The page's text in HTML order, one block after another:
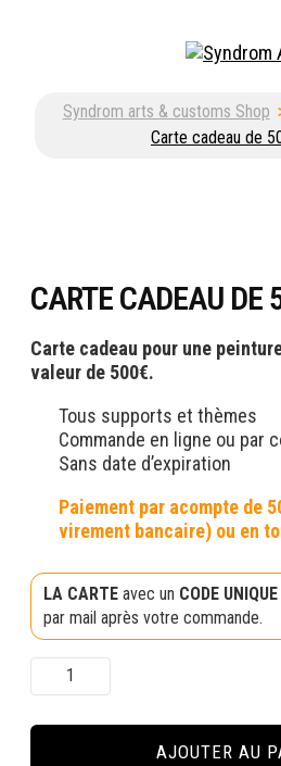
& street
Syndrom arts & customs Shop
Carte cadeau de
CARTE CADEAU DE
Carte cadeau pour une
valeur de 500€.
Tous supports et thèmes
Commande en ligne ou par
Sans date d’expiration
LA CARTE avec un CODE UNIQUE
par mail après votre commande.
quantité
de
AJOUTER AU